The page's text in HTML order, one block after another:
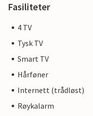
Fasiliteter
4 TV
Tysk TV
Smart TV
Hårføner
Internett (trådløst)
Røykalarm